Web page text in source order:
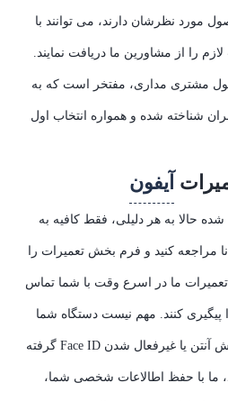
مورد نظرشان دارند، می توانند با
را از مشاورین ما دریافت نمایند.
مشتری مداری، مفتخر است که به
شناخته شده و همواره انتخاب اول
آیفون
شده حالا به هر دلیلی، فقط کافیه به
مراجعه کنید و فرم بخش تعمیرات را
ما در اسرع وقت با شما تماس
کنند. مهم نیست دستگاه شما
چه مشکلی داشته باشه، از پرش آنتن یا غیرفعال شدن Face ID گرفته
ما با حفظ اطالاعات شخصی شما،